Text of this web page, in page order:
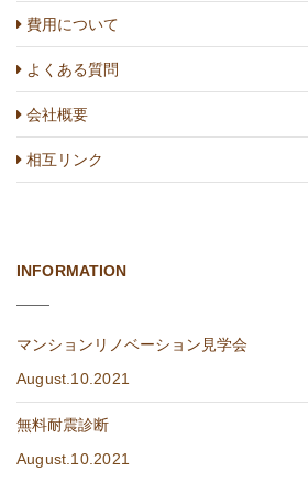
費用について
よくある質問
会社概要
相互リンク
INFORMATION
マンションリノベーション見学会
August.10.2021
無料耐震診断
August.10.2021